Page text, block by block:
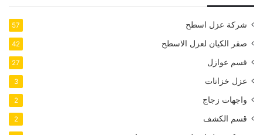
شركة عزل اسطح 57
صقر الكيان لعزل الاسطح 42
قسم عوازل 27
عزل خزانات 3
واجهات زجاج 2
قسم الكشف 2